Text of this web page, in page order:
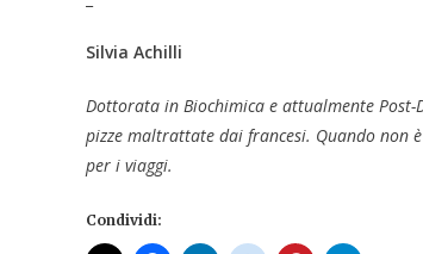
Silvia Achilli
Dottorata in Biochimica e attualmente
pizze maltrattate dai francesi. Quando non
per i viaggi.
Condividi: